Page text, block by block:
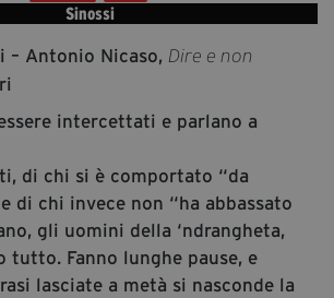
Sinossi
– Antonio Nicaso, Dire e non
intercettati e parlano a
di chi si è comportato “da
di chi invece non “ha abbassato
gli uomini della ‘ndrangheta,
tutto. Fanno lunghe pause, e
lasciate a metà si nasconde la